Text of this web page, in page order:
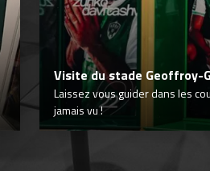
Visite du stade Geoffroy-
Laissez vous guider dans les
jamais vu !